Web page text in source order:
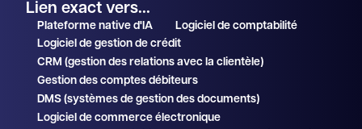
Lien exact vers...
Plateforme native d'IA
Logiciel de comptabilité
Logiciel de gestion de crédit
CRM (gestion des relations avec la clientèle)
Gestion des comptes débiteurs
DMS (systèmes de gestion des documents)
Logiciel de commerce électronique